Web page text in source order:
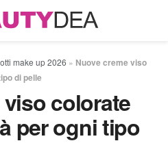
make up 2026 » Nuove creme viso
di pelle
colorate
per ogni tipo